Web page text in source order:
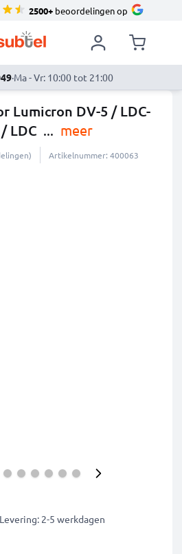
2500+beoordelingen op
·Ma - Vr: 10:00 tot 21:00
Lumicron DV-5 / LDC-
LDC ... meer
Artikelnummer: 400063
Levering: 2-5 werkdagen